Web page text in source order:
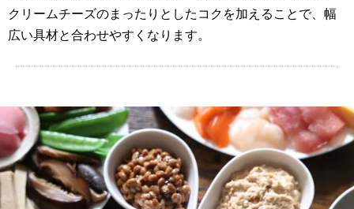
クリームチーズのまったりとしたコクを加えることで、幅
広い具材と合わせやすくなります。